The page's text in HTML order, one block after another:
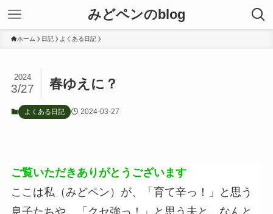
みどペンのblog
ホーム 日記 よくある日記
春ゆえに？
2024
3/27
よくある日記 2024-03-27
ご覧いただきありがとうございます
ここは私（みどペン）が、「育て辛っ！」と思う